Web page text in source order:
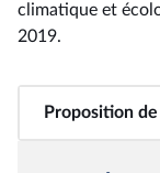
climatique et
2019.
Proposition